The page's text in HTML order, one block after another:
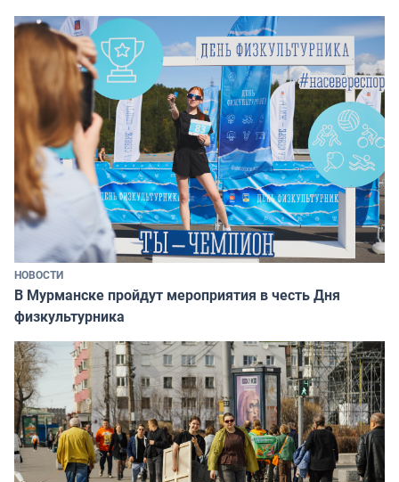
НОВОСТИ
В Мурманске пройдут мероприятия в честь Дня
физкультурника